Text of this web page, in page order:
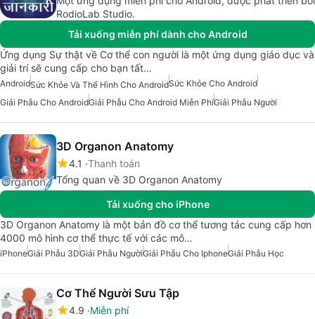
RodioLab Studio.
Tải xuống miễn phí dành cho Android
Ứng dụng Sự thật về Cơ thể con người là một ứng dụng giáo dục và
giải trí sẽ cung cấp cho bạn tất…
AndroidSức Khỏe Và Thể Hình Cho AndroidSức Khỏe Cho Android
Giải Phẫu Cho AndroidGiải Phẫu Cho Android Miễn PhíGiải Phẫu Người
3D Organon Anatomy
4.1 Thanh toán
Tổng quan về 3D Organon Anatomy
Tải xuống cho iPhone
3D Organon Anatomy là một bản đồ cơ thể tương tác cung cấp hơn
4000 mô hình cơ thể thực tế với các mô…
iPhoneGiải Phẫu 3DGiải Phẫu NgườiGiải Phẫu Cho IphoneGiải Phẫu Học
Cơ Thể Người Sưu Tập
4.9 Miễn phí